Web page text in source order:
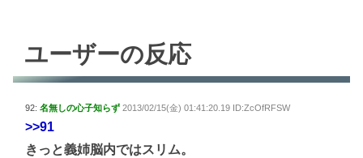
ユーザーの反応
92: 名無しの心子知らず 2013/02/15(金) 01:41:20.19 ID:ZcOfRFSW
>>91
きっと義姉脳内ではスリム。